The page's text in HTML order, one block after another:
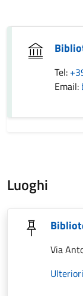
Tel:
Email:
Luoghi
Via